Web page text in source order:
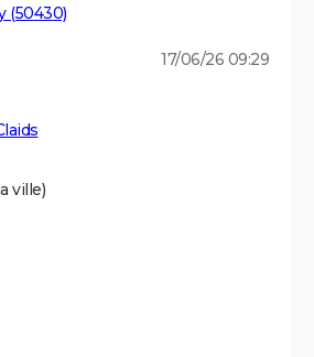
(50430)
17/06/26 09:29
ville)